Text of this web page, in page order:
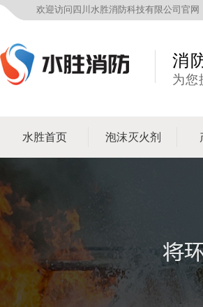
欢迎访问四川水胜消防科技有限公司官网
消
为您
水胜首页 泡沫灭火剂